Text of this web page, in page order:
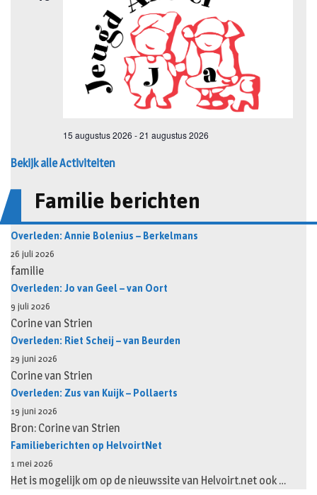
Bekijk alle Activiteiten
Familie berichten
Overleden: Annie Bolenius – Berkelmans
26 juli 2026
familie
Overleden: Jo van Geel – van Oort
9 juli 2026
Corine van Strien
Overleden: Riet Scheij – van Beurden
29 juni 2026
Corine van Strien
Overleden: Zus van Kuijk – Pollaerts
19 juni 2026
Bron: Corine van Strien
Familieberichten op HelvoirtNet
1 mei 2026
Het is mogelijk om op de nieuwssite van Helvoirt.net ook …